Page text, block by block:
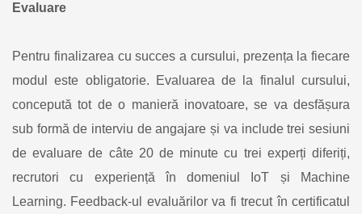
Evaluare
Pentru finalizarea cu succes a cursului, prezența la fiecare
modul este obligatorie. Evaluarea de la finalul cursului,
concepută tot de o manieră inovatoare, se va desfășura
sub formă de interviu de angajare și va include trei sesiuni
de evaluare de câte 20 de minute cu trei experți diferiți,
recrutori cu experiență în domeniul IoT și Machine
Learning. Feedback-ul evaluărilor va fi trecut în certificatul